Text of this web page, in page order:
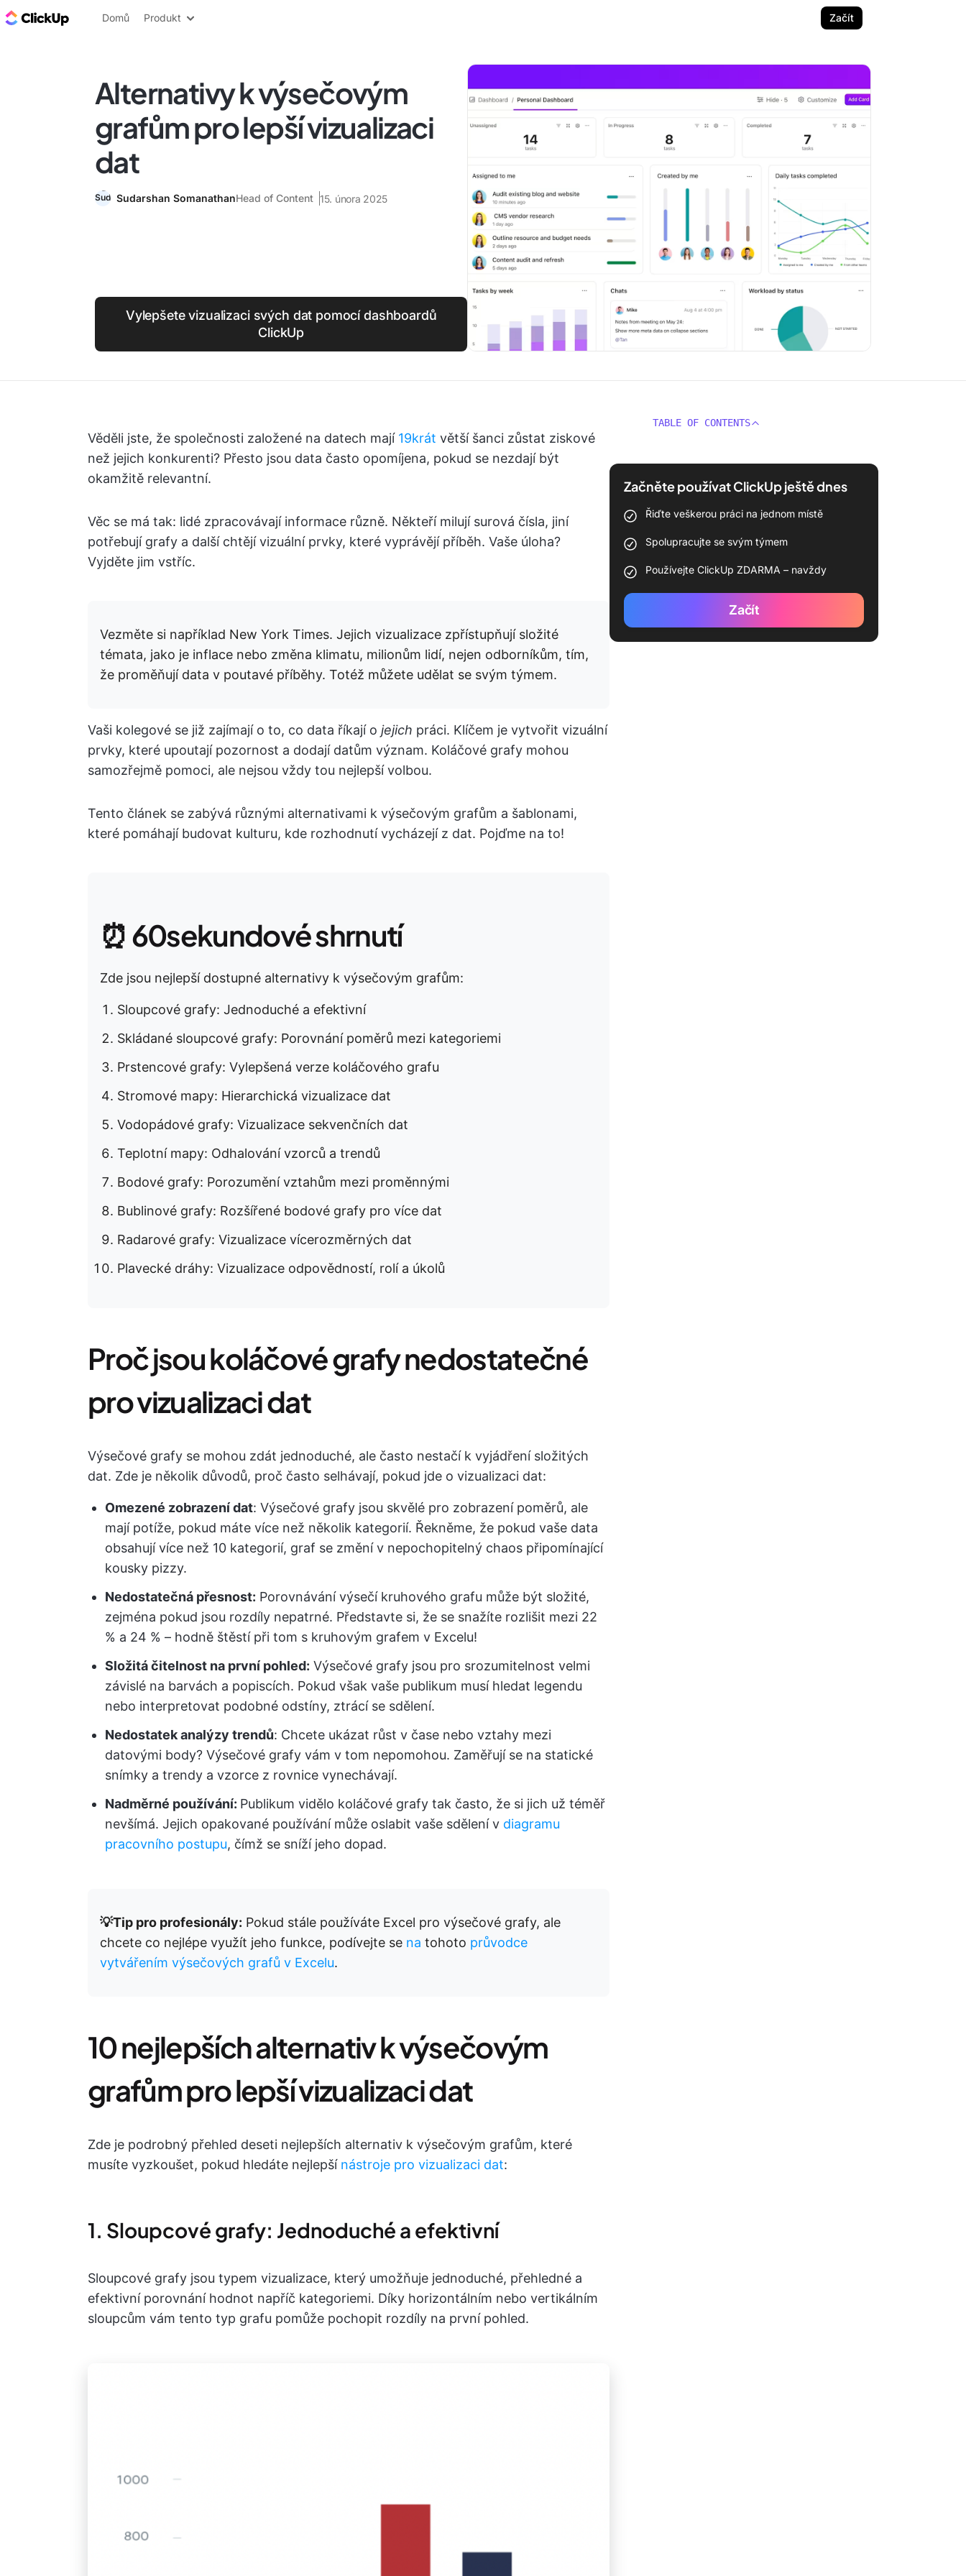
ClickUp blog
Domů Produkt Začít
Alternativy k výsečovým
grafům pro lepší vizualizaci
dat
Sudarshan SomanathanHead of Content 15. února 2025
Vylepšete vizualizaci svých dat pomocí dashboardů
ClickUp
Věděli jste, že společnosti založené na datech mají 19krát větší šanci zůstat ziskové
než jejich konkurenti? Přesto jsou data často opomíjena, pokud se nezdají být
okamžitě relevantní.
Věc se má tak: lidé zpracovávají informace různě. Někteří milují surová čísla, jiní
potřebují grafy a další chtějí vizuální prvky, které vyprávějí příběh. Vaše úloha?
Vyjděte jim vstříc.
Vezměte si například New York Times. Jejich vizualizace zpřístupňují složité
témata, jako je inflace nebo změna klimatu, milionům lidí, nejen odborníkům, tím,
že proměňují data v poutavé příběhy. Totéž můžete udělat se svým týmem.
Vaši kolegové se již zajímají o to, co data říkají o jejich práci. Klíčem je vytvořit vizuální
prvky, které upoutají pozornost a dodají datům význam. Koláčové grafy mohou
samozřejmě pomoci, ale nejsou vždy tou nejlepší volbou.
Tento článek se zabývá různými alternativami k výsečovým grafům a šablonami,
které pomáhají budovat kulturu, kde rozhodnutí vycházejí z dat. Pojďme na to!
⏰ 60sekundové shrnutí
Zde jsou nejlepší dostupné alternativy k výsečovým grafům:
Sloupcové grafy: Jednoduché a efektivní
Skládané sloupcové grafy: Porovnání poměrů mezi kategoriemi
Prstencové grafy: Vylepšená verze koláčového grafu
Stromové mapy: Hierarchická vizualizace dat
Vodopádové grafy: Vizualizace sekvenčních dat
Teplotní mapy: Odhalování vzorců a trendů
Bodové grafy: Porozumění vztahům mezi proměnnými
Bublinové grafy: Rozšířené bodové grafy pro více dat
Radarové grafy: Vizualizace vícerozměrných dat
Plavecké dráhy: Vizualizace odpovědností, rolí a úkolů
Proč jsou koláčové grafy nedostatečné
pro vizualizaci dat
Výsečové grafy se mohou zdát jednoduché, ale často nestačí k vyjádření složitých
dat. Zde je několik důvodů, proč často selhávají, pokud jde o vizualizaci dat:
Omezené zobrazení dat: Výsečové grafy jsou skvělé pro zobrazení poměrů, ale
mají potíže, pokud máte více než několik kategorií. Řekněme, že pokud vaše data
obsahují více než 10 kategorií, graf se změní v nepochopitelný chaos připomínající
kousky pizzy.
Nedostatečná přesnost: Porovnávání výsečí kruhového grafu může být složité,
zejména pokud jsou rozdíly nepatrné. Představte si, že se snažíte rozlišit mezi 22
% a 24 % – hodně štěstí při tom s kruhovým grafem v Excelu!
Složitá čitelnost na první pohled: Výsečové grafy jsou pro srozumitelnost velmi
závislé na barvách a popiscích. Pokud však vaše publikum musí hledat legendu
nebo interpretovat podobné odstíny, ztrácí se sdělení.
Nedostatek analýzy trendů: Chcete ukázat růst v čase nebo vztahy mezi
datovými body? Výsečové grafy vám v tom nepomohou. Zaměřují se na statické
snímky a trendy a vzorce z rovnice vynechávají.
Nadměrné používání: Publikum vidělo koláčové grafy tak často, že si jich už téměř
nevšímá. Jejich opakované používání může oslabit vaše sdělení v diagramu
pracovního postupu, čímž se sníží jeho dopad.
💡Tip pro profesionály: Pokud stále používáte Excel pro výsečové grafy, ale
chcete co nejlépe využít jeho funkce, podívejte se na tohoto průvodce
vytvářením výsečových grafů v Excelu.
10 nejlepších alternativ k výsečovým
grafům pro lepší vizualizaci dat
Zde je podrobný přehled deseti nejlepších alternativ k výsečovým grafům, které
musíte vyzkoušet, pokud hledáte nejlepší nástroje pro vizualizaci dat:
1. Sloupcové grafy: Jednoduché a efektivní
Sloupcové grafy jsou typem vizualizace, který umožňuje jednoduché, přehledné a
efektivní porovnání hodnot napříč kategoriemi. Díky horizontálním nebo vertikálním
sloupcům vám tento typ grafu pomůže pochopit rozdíly na první pohled.
TABLE OF CONTENTS
Začněte používat ClickUp ještě dnes
Řiďte veškerou práci na jednom místě
Spolupracujte se svým týmem
Používejte ClickUp ZDARMA – navždy
Začít